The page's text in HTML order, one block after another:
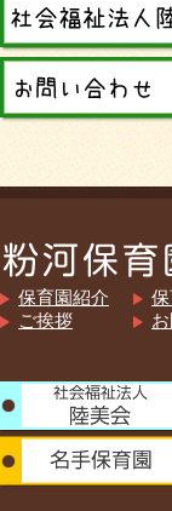
保育園紹介
ご挨拶